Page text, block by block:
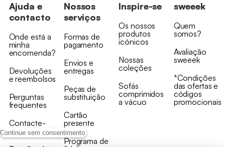
Continue sem consentimento
Ajuda e
contacto
Onde está a
minha
encomenda?
Devoluções
e reembolsos
Perguntas
frequentes
Contacte-
nos
Recolha de
Nossos
serviços
Formas de
pagamento
Envios e
entregas
Peças de
substituição
Cartão
presente
Programa de
fidelizaçao
Inspire-se
Os nossos
produtos
icónicos
Nossas
coleções
Sofás
comprimidos
a vácuo
sweeek
Quem
somos?
Avaliação
sweeek
*Condições
das ofertas e
códigos
promocionais